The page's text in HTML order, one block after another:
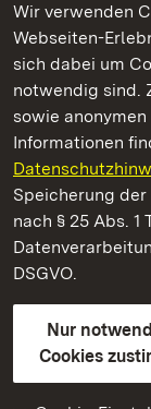
Wir verwenden
Webseiten-
sich dabei um
notwendig sind.
sowie
Informationen
Speicherung
nach § 25 Abs.
DSGVO.
Nur
Cookies
Kommen.
Residenzschloss
Staatliche
Kontakt
Erklärung zur
BITV-konform